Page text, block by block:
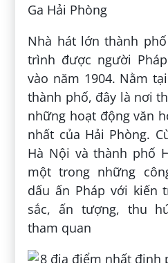
Ga Hải Phòng
Nhà hát lớn thành
trình được người
vào năm 1904. Nằm
thành phố, đây là nơi
những hoạt động văn
nhất của Hải Phòng.
Hà Nội và thành phố
một trong những
dấu ấn Pháp với kiến
sắc, ấn tượng, thu
tham quan